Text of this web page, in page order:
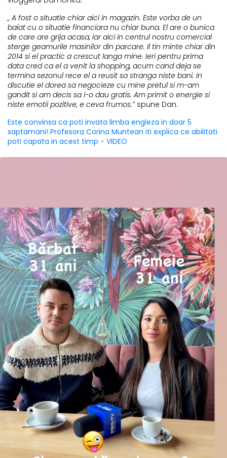
„ A fost o situatie chiar aici in magazin. Este vorba de un
baiat cu o situatie financiara nu chiar buna. El are o bunica
de care are grija acasa, iar aici in centrul nostru comercial
sterge geamurile masinilor din parcare. Il tin minte chiar din
2014 si el practic a crescut langa mine. Ieri pentru prima
data cred ca el a venit la shopping, acum cand deja se
termina sezonul rece el a reusit sa stranga niste bani. In
discutie el dorea sa negocieze cu mine pretul si m-am
gandit si am decis sa i-o dau gratis. Am primit o energie si
niste emotii pozitive, e ceva frumos.” spune Dan.
Este convinsa ca poti invata limba engleza in doar 5
saptamani! Profesora Corina Muntean iti explica ce abilitati
poti capata in acest timp - VIDEO